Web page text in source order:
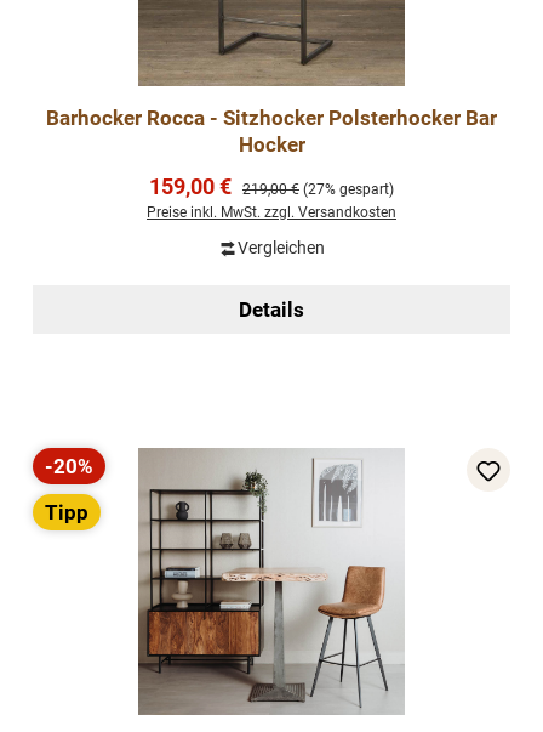
Barhocker Rocca - Sitzhocker Polsterhocker Bar
Hocker
Verkaufspreis:
159,00 € Regulärer Preis:
219,00 € (27% gespart)
Preise inkl. MwSt. zzgl. Versandkosten
Vergleichen
Details
Rabatt
-20%
Tipp